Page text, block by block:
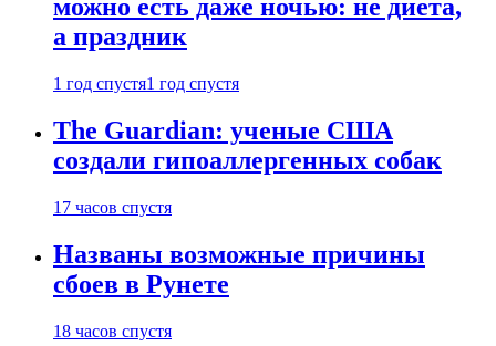
можно есть даже ночью: не диета,
а праздник
1 год спустя1 год спустя
The Guardian: ученые США
создали гипоаллергенных собак
17 часов спустя
Названы возможные причины
сбоев в Рунете
18 часов спустя